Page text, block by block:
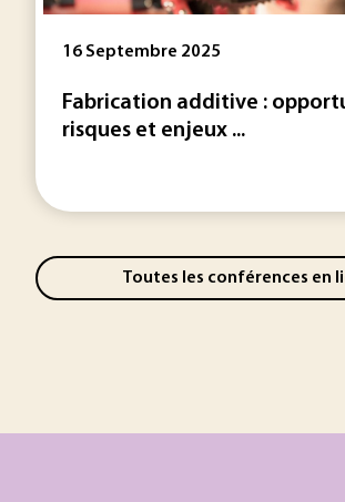
16 Septembre 2025
Fabrication additive :
risques et enjeux ...
Toutes les conférences en